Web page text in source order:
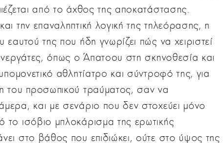
από το άχθος της αποκατάστασης.
την επαναληπτική λογική της τηλεόρασης, η
της που ήδη γνωρίζει πώς να χειριστεί
όπως ο Άπατοου στη σκηνοθεσία και
αθλητίατρο και σύντροφό της, για
του προσωπικού τραύματος, σαν να
και με σενάριο που δεν στοχεύει μόνο
ισόβιο μπλοκάρισμα της ερωτικής
στο βάθος που επιδιώκει, ούτε στο ύψος της